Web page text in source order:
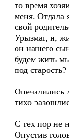
то время
меня. Отдала
свой
Урызмаг, и,
он нашего
будем жить
под старость?
Опечалились
тихо
С тех пор не
Опустив